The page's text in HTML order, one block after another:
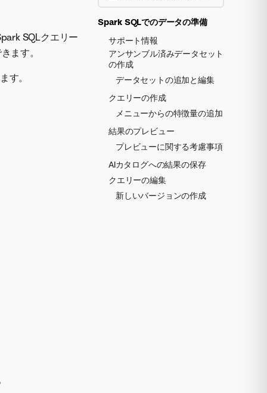
Spark SQLでのデータの準備
サポート情報
アンサンブル済みデータセット
の作成
データセットの追加と編集
クエリーの作成
メニューからの特徴量の追加
結果のプレビュー
プレビューに関する考慮事項
AIカタログへの結果の保存
クエリーの編集
新しいバージョンの作成
SQLクエリー
ます。
す。